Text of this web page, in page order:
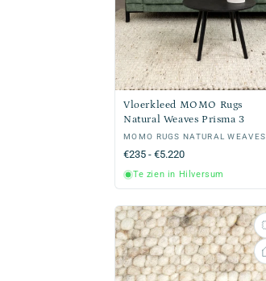
Vloerkleed MOMO Rugs
Natural Weaves Prisma 3
Verkoper:
MOMO RUGS NATURAL WEAVES
Normale
prijs
€235 - €5.220
Te zien in Hilversum